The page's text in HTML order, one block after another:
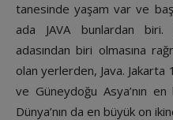
tanesinde yaşam var ve
ada JAVA bunlardan biri.
adasından biri olmasına
olan yerlerden, Java.
ve Güneydoğu Asya’nın
Dünya’nın da en büyük on